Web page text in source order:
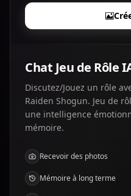
Chat Jeu de Rôle
Discutez/Jouez un rôle
Raiden Shogun. Jeu de
une intelligence
mémoire.
Recevoir des photos
Mémoire à long terme